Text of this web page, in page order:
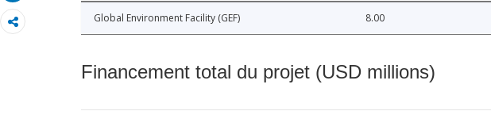
Global Environment Facility (GEF) 8.00
Financement total du projet (USD millions)